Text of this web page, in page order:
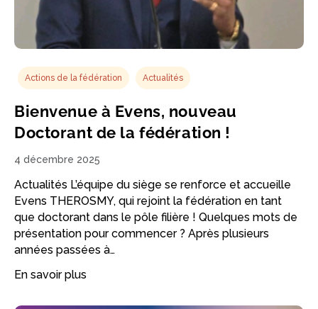
Actions de la fédération Actualités
Bienvenue à Evens, nouveau
Doctorant de la fédération !
4 décembre 2025
Actualités L’équipe du siège se renforce et accueille
Evens THEROSMY, qui rejoint la fédération en tant
que doctorant dans le pôle filière ! Quelques mots de
présentation pour commencer ? Après plusieurs
années passées à…
En savoir plus